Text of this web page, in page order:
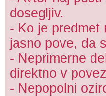
dosegljiv.
- Ko je predmet
jasno pove, da
- Neprimerne
direktno v
- Nepopolni